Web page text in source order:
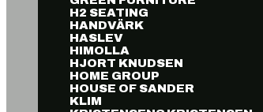
H2 SEATING
HANDVÄRK
HASLEV
HIMOLLA
HJORT KNUDSEN
HOME GROUP
HOUSE OF SANDER
KLIM